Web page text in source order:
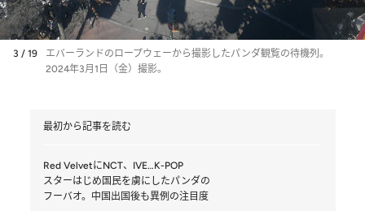
3 / 19
エバーランドのロープウェーから撮影したパンダ観覧の待機列。
2024年3月1日（金）撮影。
最初から記事を読む
Red VelvetにNCT、IVE…K-POP
スターはじめ国民を虜にしたパンダの
フーバオ。中国出国後も異例の注目度